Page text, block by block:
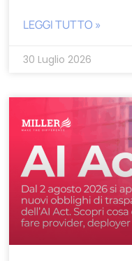
LEGGI TUTTO »
30 Luglio 2026